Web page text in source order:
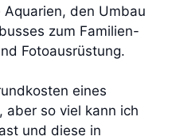
den Umbau
zum Familien-
Fotoausrüstung.
eines
aber so viel kann ich
und diese in